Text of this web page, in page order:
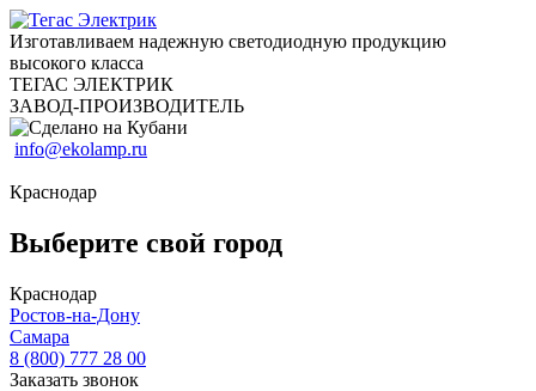
Изготавливаем надежную светодиодную продукцию
высокого класса
ТЕГАС ЭЛЕКТРИК
ЗАВОД-ПРОИЗВОДИТЕЛЬ
info@ekolamp.ru
Краснодар
Выберите свой город
Краснодар
Ростов-на-Дону
Самара
8 (800) 777 28 00
Заказать звонок